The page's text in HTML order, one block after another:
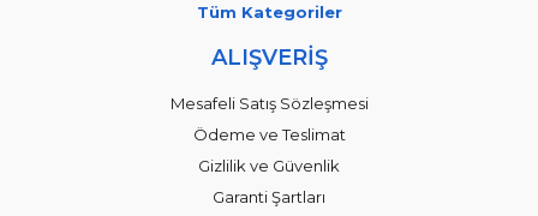
Tüm Kategoriler
ALIŞVERİŞ
Mesafeli Satış Sözleşmesi
Ödeme ve Teslimat
Gizlilik ve Güvenlik
Garanti Şartları